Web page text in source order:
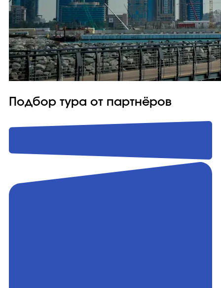
Подбор тура от партнёров